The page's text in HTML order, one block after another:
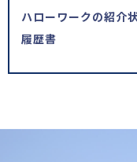
ハローワークの紹介
履歴書